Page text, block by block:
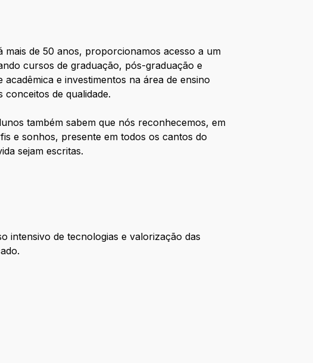
mais de 50 anos, proporcionamos acesso a um
cursos de graduação, pós-graduação e
e investimentos na área de ensino
de qualidade.
também sabem que nós reconhecemos, em
e sonhos, presente em todos os cantos do
sejam escritas.
intensivo de tecnologias e valorização das